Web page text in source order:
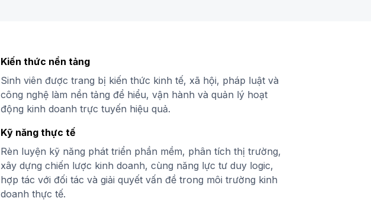
Kiến thức nền tảng
Sinh viên được trang bị kiến thức kinh tế, xã hội, pháp luật và
công nghệ làm nền tảng để hiểu, vận hành và quản lý hoạt
động kinh doanh trực tuyến hiệu quả.
Kỹ năng thực tế
Rèn luyện kỹ năng phát triển phần mềm, phân tích thị trường,
xây dựng chiến lược kinh doanh, cùng năng lực tư duy logic,
hợp tác với đối tác và giải quyết vấn đề trong môi trường kinh
doanh thực tế.